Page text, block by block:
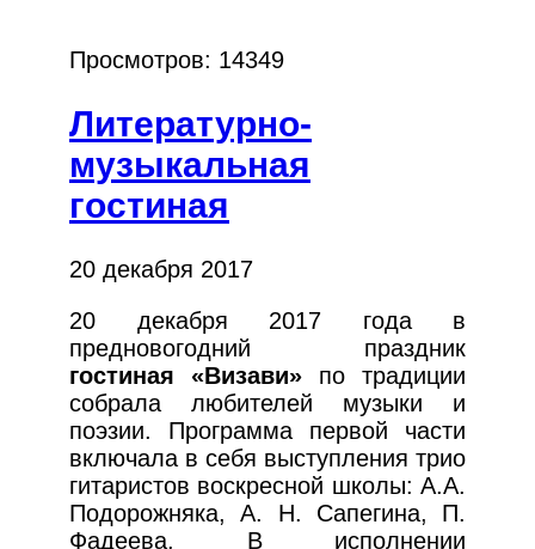
Просмотров: 14349
Литературно-
музыкальная
гостиная
20 декабря 2017
20 декабря 2017 года в
предновогодний праздник
гостиная «Визави» по традиции
собрала любителей музыки и
поэзии. Программа первой части
включала в себя выступления трио
гитаристов воскресной школы: А.А.
Подорожняка, А. Н. Сапегина, П.
Фадеева. В исполнении